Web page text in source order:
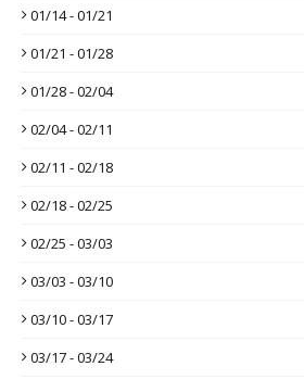
01/14 - 01/21
01/21 - 01/28
01/28 - 02/04
02/04 - 02/11
02/11 - 02/18
02/18 - 02/25
02/25 - 03/03
03/03 - 03/10
03/10 - 03/17
03/17 - 03/24